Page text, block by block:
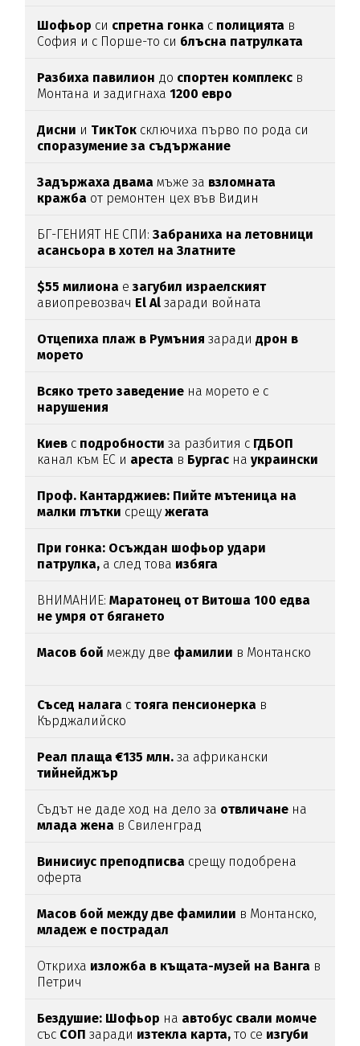
Шофьор си спретна гонка с полицията в
София и с Порше-то си блъсна патрулката
Разбиха павилион до спортен комплекс в
Монтана и задигнаха1200 евро
Дисни и ТикТок сключиха първо по рода си
споразумение за съдържание
Задържаха двама мъже за взломната
кражба от ремонтен цех във Видин
БГ-ГЕНИЯТ НЕ СПИ:Забраниха на летовници
асансьора в хотел на Златните
$55 милиона езагубил израелският
авиопревозвач El Al заради войната
Отцепиха плаж в Румъния зарадидрон в
морето
Всяко трето заведение на морето е с
нарушения
Киев с подробности за разбития с ГДБОП
канал към ЕС и ареста в Бургас наукраински
Проф. Кантарджиев: Пийте мътеница на
малки глътки срещу жегата
При гонка: Осъждан шофьор удари
патрулка, а след това избяга
ВНИМАНИЕ:Маратонец от Витоша 100 едва
не умря от бягането
Масов бой между две фамилии в Монтанско
Съсед налага стояга пенсионерка в
Кърджалийско
Реал плаща €135 млн.за африкански
тийнейджър
Съдът не даде ход на дело за отвличане на
млада жена в Свиленград
Винисиус преподписва срещу подобрена
оферта
Масов бой между две фамилии в Монтанско,
младеж е пострадал
Откриха изложба в къщата-музей на Ванга в
Петрич
Бездушие: Шофьор на автобус свали момче
със СОП заради изтекла карта, то се изгуби